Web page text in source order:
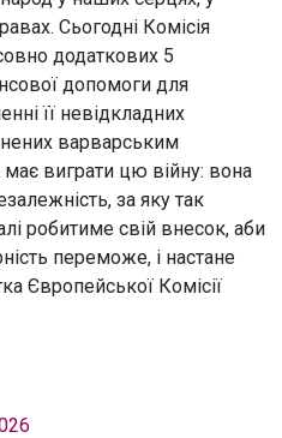
Сьогодні Комісія
додаткових 5
допомоги для
її невідкладних
варварським
має виграти цю війну: вона
за яку так
робитиме свій внесок, аби
переможе, і настане
Європейської Комісії